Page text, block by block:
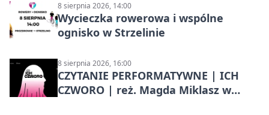
8 sierpnia 2026, 14:00
Wycieczka rowerowa i wspólne
ognisko w Strzelinie
8 sierpnia 2026, 16:00
CZYTANIE PERFORMATYWNE | ICH
CZWORO | reż. Magda Miklasz w